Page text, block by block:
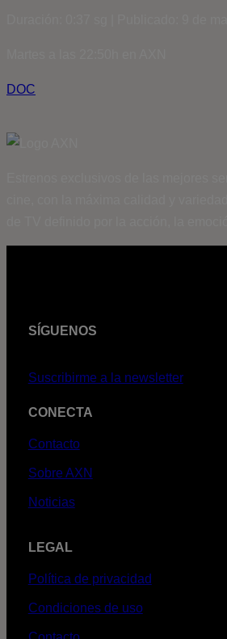
DOC
SÍGUENOS
Suscribirme a la newsletter
CONECTA
Contacto
Sobre AXN
Noticias
LEGAL
Política de privacidad
Condiciones de uso